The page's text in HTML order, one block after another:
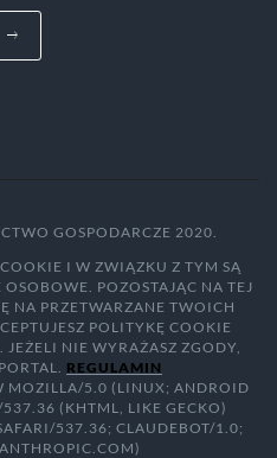
GOSPODARCZE 2020.
I W ZWIĄZKU Z TYM SĄ
POZOSTAJĄC NA TEJ
NA PRZETWARZANE TWOICH
POLITYKĘ COOKIE
NIE WYRAŻASZ ZGODY,
REGULAMIN
MOZILLA/5.0 (LINUX; ANDROID
(KHTML, LIKE GECKO)
537.36; CLAUDEBOT/1.0;